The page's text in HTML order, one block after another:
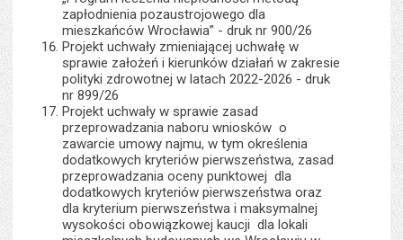
zapłodnienia pozaustrojowego dla
mieszkańców Wrocławia” - druk nr 900/26
Projekt uchwały zmieniającej uchwałę w
sprawie założeń i kierunków działań w zakresie
polityki zdrowotnej w latach 2022-2026 - druk
nr 899/26
Projekt uchwały w sprawie zasad
przeprowadzania naboru wniosków o
zawarcie umowy najmu, w tym określenia
dodatkowych kryteriów pierwszeństwa, zasad
przeprowadzania oceny punktowej dla
dodatkowych kryteriów pierwszeństwa oraz
dla kryterium pierwszeństwa i maksymalnej
wysokości obowiązkowej kaucji dla lokali